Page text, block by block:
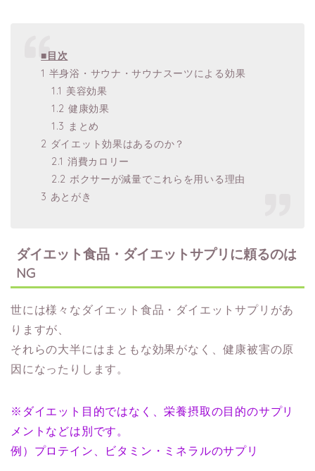
■目次
1 半身浴・サウナ・サウナスーツによる効果
1.1 美容効果
1.2 健康効果
1.3 まとめ
2 ダイエット効果はあるのか？
2.1 消費カロリー
2.2 ボクサーが減量でこれらを用いる理由
3 あとがき
ダイエット食品・ダイエットサプリに頼るのは
NG
世には様々なダイエット食品・ダイエットサプリがあ
りますが、
それらの大半にはまともな効果がなく、健康被害の原
因になったりします。
※ダイエット目的ではなく、栄養摂取の目的のサプリ
メントなどは別です。
例）プロテイン、ビタミン・ミネラルのサプリ